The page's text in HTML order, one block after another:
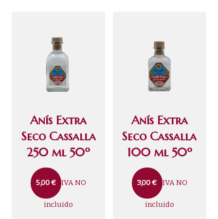
Anís Extra
Seco Cassalla
250 ml 50º
5,00€ IVA NO
incluido
Anís Extra
Seco Cassalla
100 ml 50º
3,00€ IVA NO
incluido